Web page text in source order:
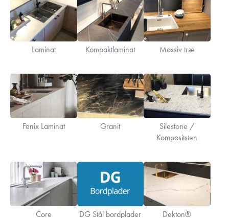
Laminat Kompaktlaminat Massiv træ
Fenix Laminat Granit
Silestone /
Kompositsten
Core DG Stål bordplader Dekton®